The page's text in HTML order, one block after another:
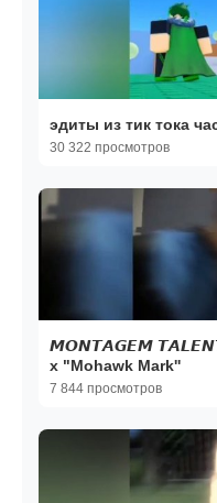
эдиты из тик тока
30 322 просмотров
𝙈𝙊𝙉𝙏𝘼𝙂𝙀𝙈
x "Mohawk Mark''
7 844 просмотров